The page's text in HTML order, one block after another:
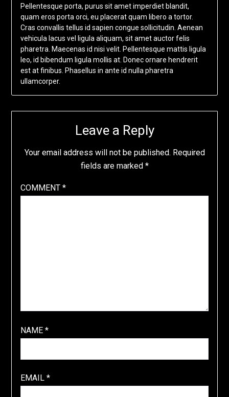
Pellentesque porta, purus sit amet imperdiet blandit,
quam eros porta orci, eu placerat quam libero a tortor.
Cras convallis tellus id sapien congue sollicitudin. Aenean
vehicula lacus vel ligula aliquam, sit amet auctor felis
pharetra. Maecenas id nisi velit. Pellentesque mattis ligula
leo, id bibendum ligula mollis at. Donec ornare hendrerit
est at finibus. Phasellus in ante id nulla pharetra
ullamcorper.
Leave a Reply
Your email address will not be published. Required
fields are marked *
COMMENT *
NAME *
EMAIL *